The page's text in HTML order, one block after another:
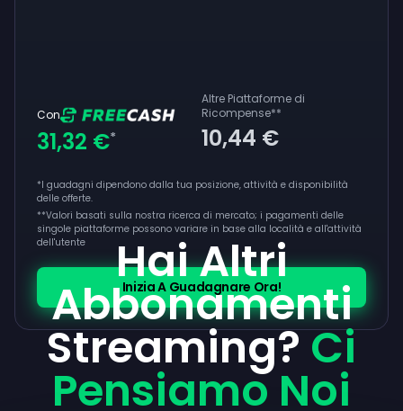
Con
31,32 €*
Altre Piattaforme di
Ricompense**
10,44 €
*I guadagni dipendono dalla tua posizione, attività e disponibilità
delle offerte.
**Valori basati sulla nostra ricerca di mercato; i pagamenti delle
singole piattaforme possono variare in base alla località e all'attività
dell'utente
Inizia A Guadagnare Ora!
Hai Altri
Abbonamenti
Streaming?Ci
Pensiamo Noi